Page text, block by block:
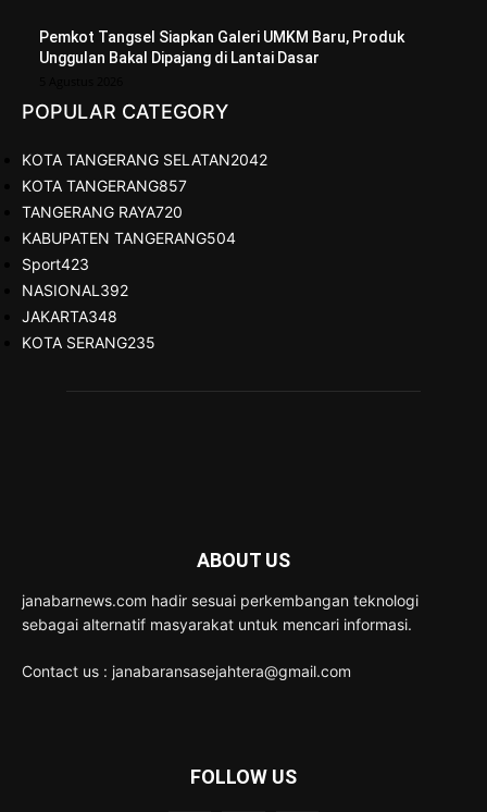
Pemkot Tangsel Siapkan Galeri UMKM Baru, Produk
Unggulan Bakal Dipajang di Lantai Dasar
POPULAR CATEGORY
KOTA TANGERANG SELATAN2042
KOTA TANGERANG857
TANGERANG RAYA720
KABUPATEN TANGERANG504
Sport423
NASIONAL 392
JAKARTA348
KOTA SERANG235
ABOUT US
janabarnews.com hadir sesuai perkembangan teknologi
sebagai alternatif masyarakat untuk mencari informasi.
Contact us : janabaransasejahtera@gmail.com
FOLLOW US